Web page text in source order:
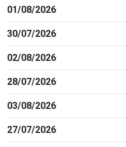
01/08/2026
30/07/2026
02/08/2026
28/07/2026
03/08/2026
27/07/2026